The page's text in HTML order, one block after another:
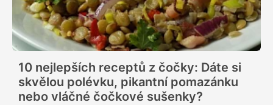
10 nejlepších receptů z čočky: Dáte si
skvělou polévku, pikantní pomazánku
nebo vláčné čočkové sušenky?